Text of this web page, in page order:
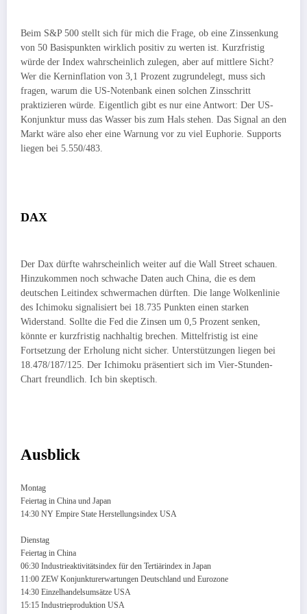
Beim S&P 500 stellt sich für mich die Frage, ob eine Zinssenkung
von 50 Basispunkten wirklich positiv zu werten ist. Kurzfristig
würde der Index wahrscheinlich zulegen, aber auf mittlere Sicht?
Wer die Kerninflation von 3,1 Prozent zugrundelegt, muss sich
fragen, warum die US-Notenbank einen solchen Zinsschritt
praktizieren würde. Eigentlich gibt es nur eine Antwort: Der US-
Konjunktur muss das Wasser bis zum Hals stehen. Das Signal an den
Markt wäre also eher eine Warnung vor zu viel Euphorie. Supports
liegen bei 5.550/483.
DAX
Der Dax dürfte wahrscheinlich weiter auf die Wall Street schauen.
Hinzukommen noch schwache Daten auch China, die es dem
deutschen Leitindex schwermachen dürften. Die lange Wolkenlinie
des Ichimoku signalisiert bei 18.735 Punkten einen starken
Widerstand. Sollte die Fed die Zinsen um 0,5 Prozent senken,
könnte er kurzfristig nachhaltig brechen. Mittelfristig ist eine
Fortsetzung der Erholung nicht sicher. Unterstützungen liegen bei
18.478/187/125. Der Ichimoku präsentiert sich im Vier-Stunden-
Chart freundlich. Ich bin skeptisch.
Ausblick
Montag
Feiertag in China und Japan
14:30 NY Empire State Herstellungsindex USA
Dienstag
Feiertag in China
06:30 Industrieaktivitätsindex für den Tertiärindex in Japan
11:00 ZEW Konjunkturerwartungen Deutschland und Eurozone
14:30 Einzelhandelsumsätze USA
15:15 Industrieproduktion USA